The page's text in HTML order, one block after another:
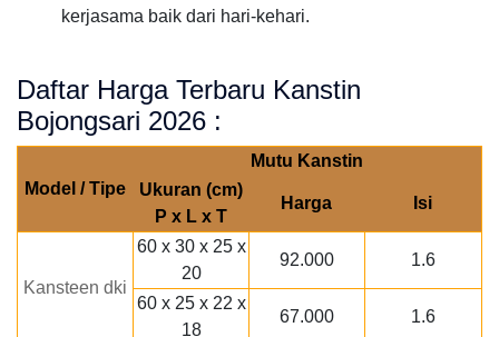
kerjasama baik dari hari-kehari.
Daftar Harga Terbaru Kanstin
Bojongsari 2026 :
Model / Tipe
Mutu Kanstin
Ukuran (cm)
P x L x T
Harga Isi
Kansteen dki
60 x 30 x 25 x
20
92.000 1.6
60 x 25 x 22 x
18
67.000 1.6